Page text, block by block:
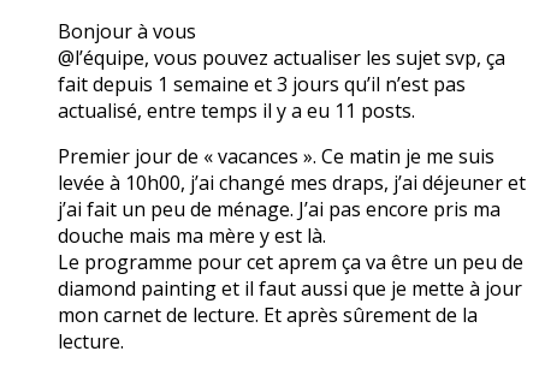
Bonjour à vous
@l’équipe, vous pouvez actualiser les sujet svp, ça
fait depuis 1 semaine et 3 jours qu’il n’est pas
actualisé, entre temps il y a eu 11 posts.
Premier jour de « vacances ». Ce matin je me suis
levée à 10h00, j’ai changé mes draps, j’ai déjeuner et
j’ai fait un peu de ménage. J’ai pas encore pris ma
douche mais ma mère y est là.
Le programme pour cet aprem ça va être un peu de
diamond painting et il faut aussi que je mette à jour
mon carnet de lecture. Et après sûrement de la
lecture.